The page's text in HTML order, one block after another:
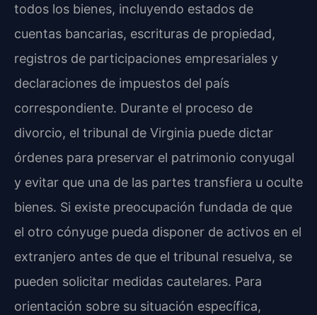
todos los bienes, incluyendo estados de
cuentas bancarias, escrituras de propiedad,
registros de participaciones empresariales y
declaraciones de impuestos del país
correspondiente. Durante el proceso de
divorcio, el tribunal de Virginia puede dictar
órdenes para preservar el patrimonio conyugal
y evitar que una de las partes transfiera u oculte
bienes. Si existe preocupación fundada de que
el otro cónyuge pueda disponer de activos en el
extranjero antes de que el tribunal resuelva, se
pueden solicitar medidas cautelares. Para
orientación sobre su situación específica,